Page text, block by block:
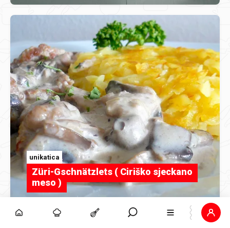
unikatica
Züri-Gschnätzlets ( Ciriško sjeckano
meso )